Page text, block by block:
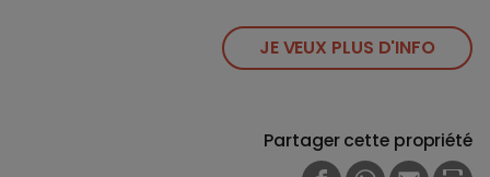
JE VEUX PLUS D'INFO
Partager cette propriété